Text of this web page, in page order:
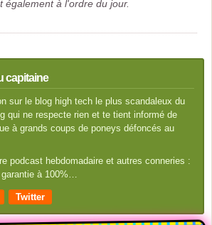
également à l'ordre du jour.
capitaine
sur le blog high tech le plus scandaleux du
qui ne respecte rien et te tient informé de
à grands coups de poneys défoncés au
podcast hebdomadaire et autres conneries :
garantie à 100%…
Twitter